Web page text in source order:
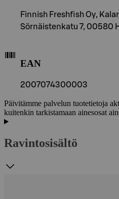
Finnish Freshfish Oy,
Sörnäistenkatu 7, 00580
EAN
2007074300003
Päivitämme palvelun tuotetietoja
kuitenkin tarkistamaan ainesosat
Ravintosisältö